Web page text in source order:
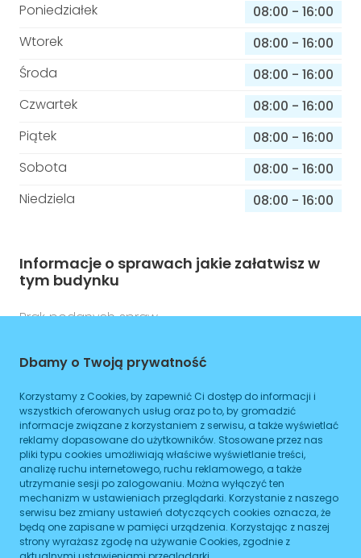
Poniedziałek 08:00 - 16:00
Wtorek
08:00 - 16:00
Środa
08:00 - 16:00
Czwartek
08:00 - 16:00
Piątek
08:00 - 16:00
Sobota
08:00 - 16:00
Niedziela
08:00 - 16:00
Informacje o sprawach jakie załatwisz w
tym budynku
Brak podanych spraw
ZAPLANUJ
Ortopedia Gostyń
Przy Dworcu 4a
Gostyń
692554320
Dbamy o Twoją prywatność
Korzystamy z Cookies, by zapewnić Ci dostęp do informacji i
wszystkich oferowanych usług oraz po to, by gromadzić
informacje związane z korzystaniem z serwisu, a także wyświetlać
reklamy dopasowane do użytkowników. Stosowane przez nas
pliki typu cookies umożliwiają właściwe wyświetlanie treści,
analizę ruchu internetowego, ruchu reklamowego, a także
utrzymanie sesji po zalogowaniu. Można wyłączyć ten
mechanizm w ustawieniach przeglądarki. Korzystanie z naszego
serwisu bez zmiany ustawień dotyczących cookies oznacza, że
będą one zapisane w pamięci urządzenia. Korzystając z naszej
strony wyrażasz zgodę na używanie Cookies, zgodnie z